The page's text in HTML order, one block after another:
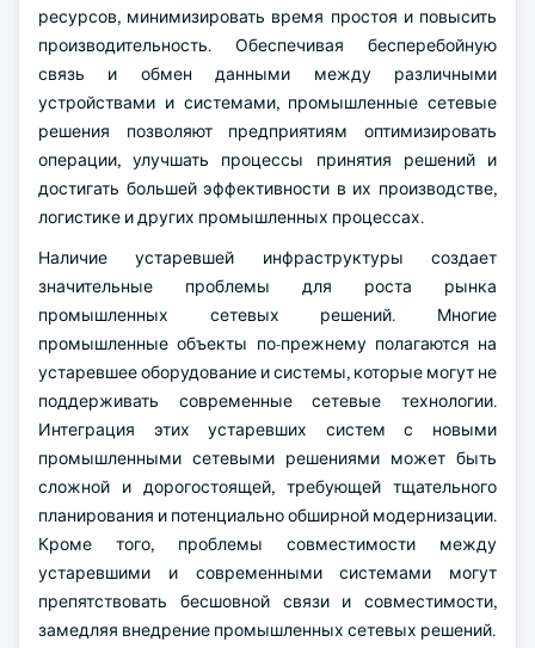
ресурсов, минимизировать время простоя и повысить
производительность. Обеспечивая бесперебойную
связь и обмен данными между различными
устройствами и системами, промышленные сетевые
решения позволяют предприятиям оптимизировать
операции, улучшать процессы принятия решений и
достигать большей эффективности в их производстве,
логистике и других промышленных процессах.
Наличие устаревшей инфраструктуры создает
значительные проблемы для роста рынка
промышленных сетевых решений. Многие
промышленные объекты по-прежнему полагаются на
устаревшее оборудование и системы, которые могут не
поддерживать современные сетевые технологии.
Интеграция этих устаревших систем с новыми
промышленными сетевыми решениями может быть
сложной и дорогостоящей, требующей тщательного
планирования и потенциально обширной модернизации.
Кроме того, проблемы совместимости между
устаревшими и современными системами могут
препятствовать бесшовной связи и совместимости,
замедляя внедрение промышленных сетевых решений.